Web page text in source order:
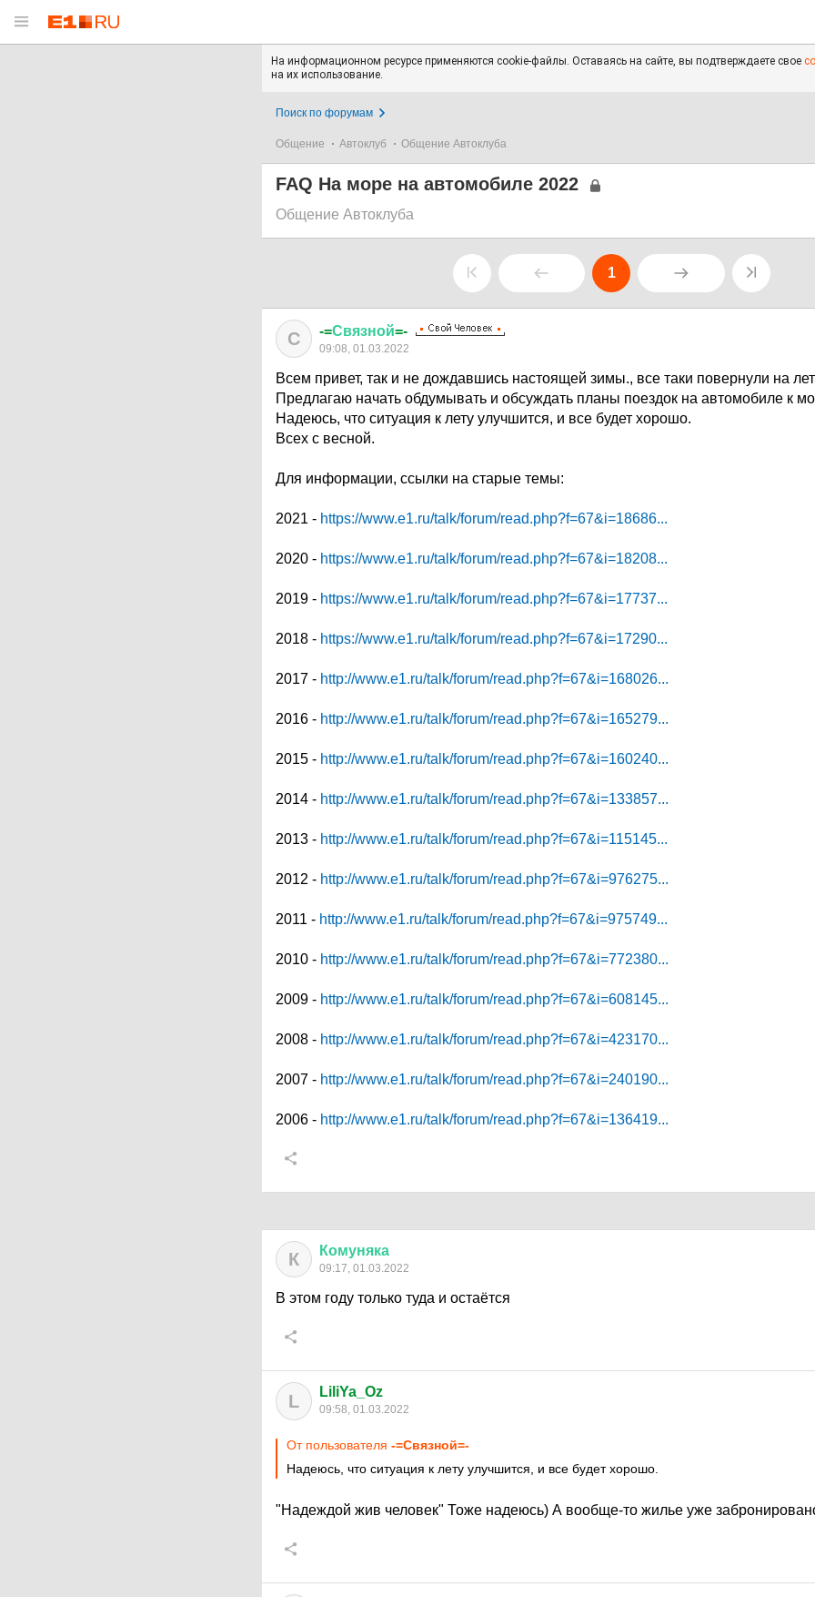
На информационном ресурсе применяются cookie-файлы. Оставаясь на сайте, вы подтверждаете свое
на их использование.
Поиск по форумам
Общение Автоклуб Общение Автоклуба
FAQ На море на автомобиле 2022
Общение Автоклуба
1
С -=Связной=-
09:08, 01.03.2022
Всем привет, так и не дождавшись настоящей зимы., все таки повернули на
Предлагаю начать обдумывать и обсуждать планы поездок на автомобиле к
Надеюсь, что ситуация к лету улучшится, и все будет хорошо.
Всех с весной.
Для информации, ссылки на старые темы:
2021 - https://www.e1.ru/talk/forum/read.php?f=67&i=18686...
2020 - https://www.e1.ru/talk/forum/read.php?f=67&i=18208...
2019 - https://www.e1.ru/talk/forum/read.php?f=67&i=17737...
2018 - https://www.e1.ru/talk/forum/read.php?f=67&i=17290...
2017 - http://www.e1.ru/talk/forum/read.php?f=67&i=168026...
2016 - http://www.e1.ru/talk/forum/read.php?f=67&i=165279...
2015 - http://www.e1.ru/talk/forum/read.php?f=67&i=160240...
2014 - http://www.e1.ru/talk/forum/read.php?f=67&i=133857...
2013 - http://www.e1.ru/talk/forum/read.php?f=67&i=115145...
2012 - http://www.e1.ru/talk/forum/read.php?f=67&i=976275...
2011 - http://www.e1.ru/talk/forum/read.php?f=67&i=975749...
2010 - http://www.e1.ru/talk/forum/read.php?f=67&i=772380...
2009 - http://www.e1.ru/talk/forum/read.php?f=67&i=608145...
2008 - http://www.e1.ru/talk/forum/read.php?f=67&i=423170...
2007 - http://www.e1.ru/talk/forum/read.php?f=67&i=240190...
2006 - http://www.e1.ru/talk/forum/read.php?f=67&i=136419...
К Комуняка
09:17, 01.03.2022
В этом году только туда и остаётся
L LiliYa_Oz
09:58, 01.03.2022
От пользователя -=Связной=-
Надеюсь, что ситуация к лету улучшится, и все будет хорошо.
"Надеждой жив человек" Тоже надеюсь) А вообще-то жилье уже